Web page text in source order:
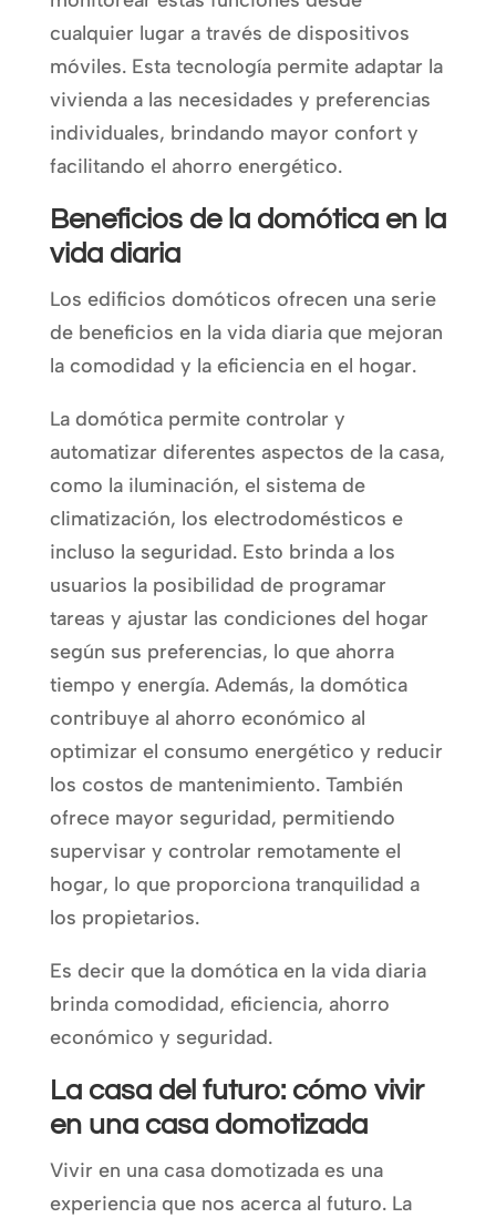
cualquier lugar a través de dispositivos
móviles. Esta tecnología permite adaptar la
vivienda a las necesidades y preferencias
individuales, brindando mayor confort y
facilitando el ahorro energético.
Beneficios de la domótica en la
vida diaria
Los edificios domóticos ofrecen una serie
de beneficios en la vida diaria que mejoran
la comodidad y la eficiencia en el hogar.
La domótica permite controlar y
automatizar diferentes aspectos de la casa,
como la iluminación, el sistema de
climatización, los electrodomésticos e
incluso la seguridad. Esto brinda a los
usuarios la posibilidad de programar
tareas y ajustar las condiciones del hogar
según sus preferencias, lo que ahorra
tiempo y energía. Además, la domótica
contribuye al ahorro económico al
optimizar el consumo energético y reducir
los costos de mantenimiento. También
ofrece mayor seguridad, permitiendo
supervisar y controlar remotamente el
hogar, lo que proporciona tranquilidad a
los propietarios.
Es decir que la domótica en la vida diaria
brinda comodidad, eficiencia, ahorro
económico y seguridad.
La casa del futuro: cómo vivir
en una casa domotizada
Vivir en una casa domotizada es una
experiencia que nos acerca al futuro. La